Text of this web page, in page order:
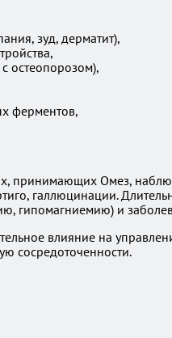
зуд, дерматит),
остеопорозом),
ферментов,
принимающих Омез,
галлюцинации.
гипомагниемию) и
влияние на
сосредоточенности.